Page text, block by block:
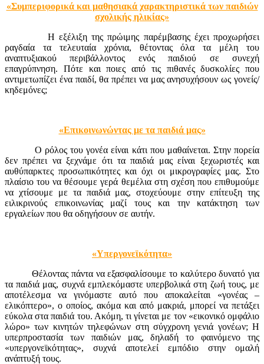
«Συμπεριφορικά και μαθησιακά χαρακτηριστικά των παιδιών
σχολικής ηλικίας»
Η εξέλιξη της πρώιμης παρέμβασης έχει προχωρήσει
ραγδαία τα τελευταία χρόνια, θέτοντας όλα τα μέλη του
αναπτυξιακού περιβάλλοντος ενός παιδιού σε συνεχή
επαγρύπνηση. Πότε και ποιες από τις πιθανές δυσκολίες που
αντιμετωπίζει ένα παιδί, θα πρέπει να μας ανησυχήσουν ως γονείς/
κηδεμόνες;
«Επικοινωνώντας με τα παιδιά μας»
Ο ρόλος του γονέα είναι κάτι που μαθαίνεται. Στην πορεία
δεν πρέπει να ξεχνάμε ότι τα παιδιά μας είναι ξεχωριστές και
αυθύπαρκτες προσωπικότητες και όχι οι μικρογραφίες μας. Στο
πλαίσιο του να θέσουμε γερά θεμέλια στη σχέση που επιθυμούμε
να χτίσουμε με τα παιδιά μας, στοχεύουμε στην επίτευξη της
ειλικρινούς επικοινωνίας μαζί τους και την κατάκτηση των
εργαλείων που θα οδηγήσουν σε αυτήν.
«Υπεργονεϊκότητα»
Θέλοντας πάντα να εξασφαλίσουμε το καλύτερο δυνατό για
τα παιδιά μας, συχνά εμπλεκόμαστε υπερβολικά στη ζωή τους, με
αποτέλεσμα να γινόμαστε αυτό που αποκαλείται «γονέας –
ελικόπτερο», ο οποίος, ακόμα και από μακριά, μπορεί να πετάξει
εύκολα στα παιδιά του. Ακόμη, τι γίνεται με τον «εικονικό ομφάλιο
λώρο» των κινητών τηλεφώνων στη σύγχρονη γενιά γονέων; Η
υπερπροστασία των παιδιών μας, δηλαδή το φαινόμενο της
«υπεργονεϊκότητας», συχνά αποτελεί εμπόδιο στην ομαλή
ανάπτυξή τους.